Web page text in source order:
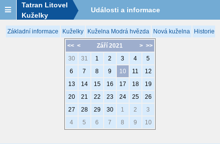
Tatran Litovel
Kuželky
Události a informace
Základní informace Kuželky Kuželna Modrá hvězda Nová kuželna Historie
<< < > >>
Září 2021
30
31 1 2 3 4
5
6
7 8 9 10 11
12
13
14 15 16 17 18
19
20
21 22 23 24 25
26
27
28 29 30 1 2
3
4
5 6 7 8 9 10